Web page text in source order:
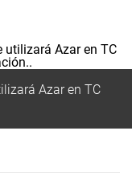
Azar en TC